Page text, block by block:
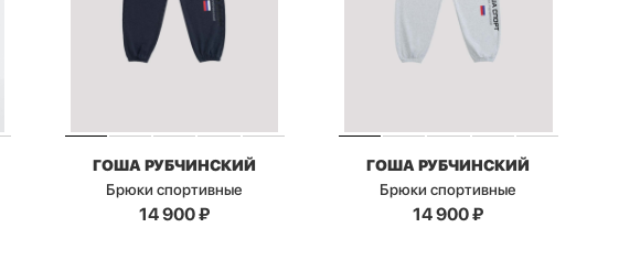
ГОША РУБЧИНСКИЙ
Брюки спортивные
14 900₽
ГОША РУБЧИНСКИЙ
Брюки спортивные
14 900₽